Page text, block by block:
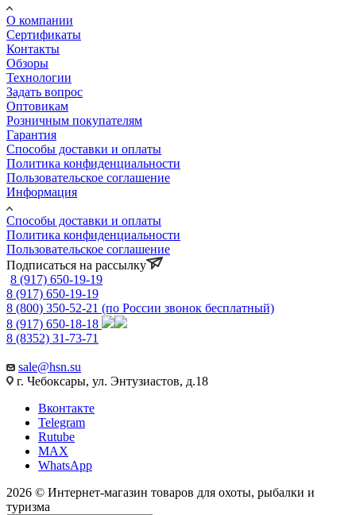
О компании
Сертификаты
Контакты
Обзоры
Технологии
Задать вопрос
Оптовикам
Розничным покупателям
Гарантия
Способы доставки и оплаты
Политика конфиденциальности
Пользовательское соглашение
Информация
Способы доставки и оплаты
Политика конфиденциальности
Пользовательское соглашение
Подписаться на рассылку
8 (917) 650-19-19
8 (917) 650-19-19
8 (800) 350-52-21 (по России звонок бесплатный)
8 (917) 650-18-18
8 (8352) 31-73-71
sale@hsn.su
г. Чебоксары, ул. Энтузиастов, д.18
Вконтакте
Telegram
Rutube
MAX
WhatsApp
2026 © Интернет-магазин товаров для охоты, рыбалки и
туризма